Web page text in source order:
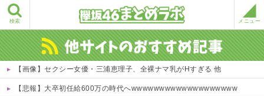
検索 メニュー
【画像】セクシー女優・三浦恵理子、全裸ナマ乳がHすぎる 他
【悲報】大卒初任給600万の時代へwwwwwwwwwwwwwwwwwww